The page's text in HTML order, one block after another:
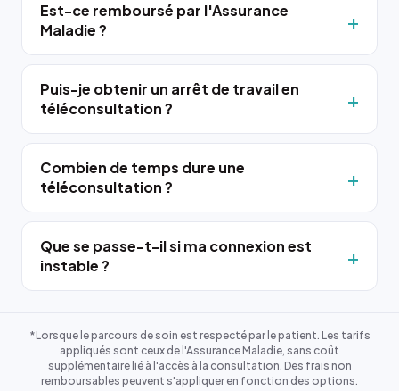
Est-ce remboursé par l'Assurance
Maladie ?
Puis-je obtenir un arrêt de travail en
téléconsultation ?
Combien de temps dure une
téléconsultation ?
Que se passe-t-il si ma connexion est
instable ?
*Lorsque le parcours de soin est respecté par le patient. Les tarifs
appliqués sont ceux de l'Assurance Maladie, sans coût
supplémentaire lié à l'accès à la consultation. Des frais non
remboursables peuvent s'appliquer en fonction des options.